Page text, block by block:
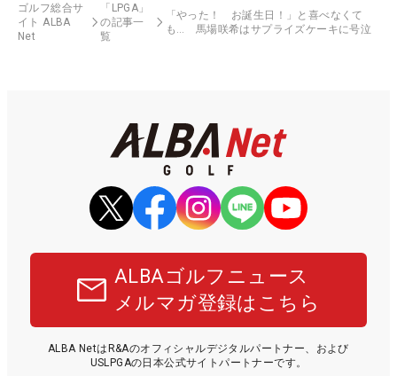
ゴルフ総合サ
イト ALBA
Net
「LPGA」
の記事一
覧
「やった！ お誕生日！」と喜べなくて
も… 馬場咲希はサプライズケーキに号泣
ALBAゴルフニュース
メルマガ登録はこちら
ALBA NetはR&Aのオフィシャルデジタルパートナー、および
USLPGAの日本公式サイトパートナーです。